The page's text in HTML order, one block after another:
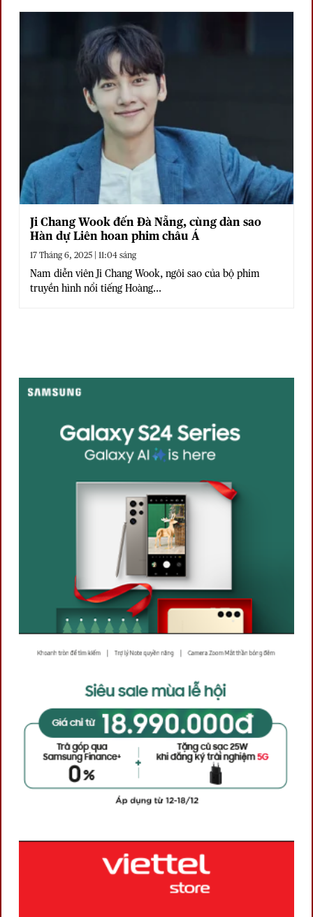
Ji Chang Wook đến Đà Nẵng, cùng dàn sao
Hàn dự Liên hoan phim châu Á
17 Tháng 6, 2025 | 11:04 sáng
Nam diễn viên Ji Chang Wook, ngôi sao của bộ phim
truyền hình nổi tiếng Hoàng...